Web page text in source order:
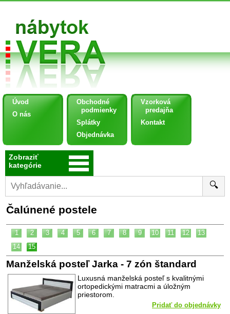
Úvod
O nás
Obchodné
podmienky
Splátky
Objednávka
Vzorková
predajňa
Kontakt
Zobraziť
kategórie
🔍
Čalúnené postele
1 2 3 4 5 6 7 8 9 10 11 12
13
14
15
Manželská posteľ Jarka - 7 zón štandard
Luxusná manželská posteľ s kvalitnými
ortopedickými matracmi a úložným
priestorom.
Pridať do objednávky